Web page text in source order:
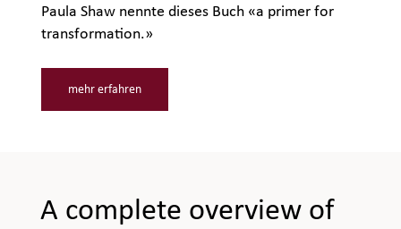
Paula Shaw nennte dieses Buch «a primer for
transformation.»
mehr erfahren
A complete overview of